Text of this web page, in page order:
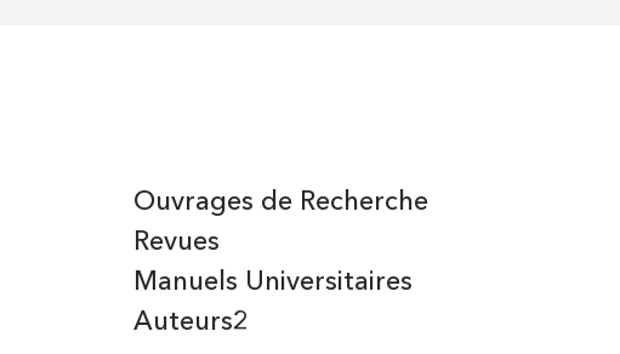
Auteurs2
Manuels Universitaires
Ouvrages de Recherche
Revues